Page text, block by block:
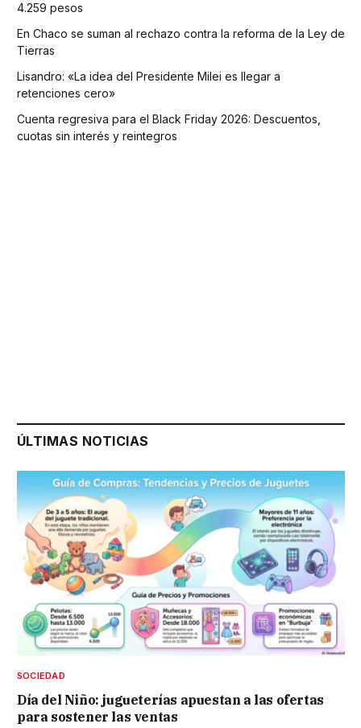
4.259 pesos
En Chaco se suman al rechazo contra la reforma de la Ley de
Tierras
Lisandro: «La idea del Presidente Milei es llegar a
retenciones cero»
Cuenta regresiva para el Black Friday 2026: Descuentos,
cuotas sin interés y reintegros
ÚLTIMAS NOTICIAS
SOCIEDAD
Día del Niño: jugueterías apuestan a las ofertas
para sostener las ventas